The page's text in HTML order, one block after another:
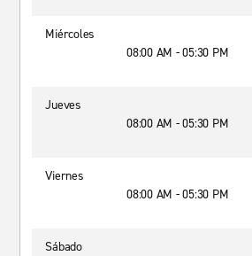
Miércoles
08:00 AM - 05:30 PM
Jueves
08:00 AM - 05:30 PM
Viernes
08:00 AM - 05:30 PM
Sábado